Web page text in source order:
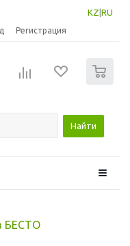
KZ RU
Регистрация
Найти
БЕСТО